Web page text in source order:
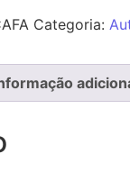
Categoria: